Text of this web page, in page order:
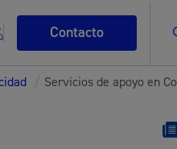
Contacto
/ Servicios de apoyo en